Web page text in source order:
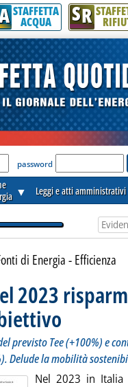
per lèggere
STAFFETTA
ACQUA SR
accedere'
password
▼ Leggi e atti amministrativi
di Energia - Efficienza
2023
previsto Tee (+100%) e
Delude la mobilità
Nel 2023 in Italia